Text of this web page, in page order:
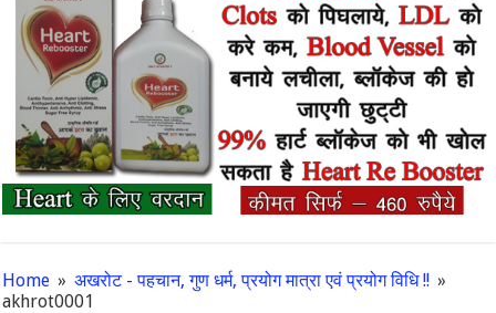
Home » अखरोट - पहचान, गुण धर्म, प्रयोग मात्रा एवं प्रयोग विधि !! »
akhrot0001